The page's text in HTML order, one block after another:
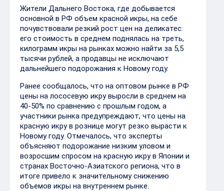
Жители Дальнего Востока, где добывается
основной в РФ объем красной икры, на себе
почувствовали резкий рост цен на деликатес:
его стоимость в среднем поднялась на треть,
килограмм икры на рынках можно найти за 5,5
тысячи рублей, а продавцы не исключают
дальнейшего подорожания к Новому году.
Ранее сообщалось, что на оптовом рынке в РФ
цены на лососевую икру выросли в среднем на
40-50% по сравнению с прошлым годом, а
участники рынка предупреждают, что цены на
красную икру в рознице могут резко вырасти к
Новому году. Отмечалось, что эксперты
объясняют подорожание низким уловом и
возросшим спросом на красную икру в Японии и
странах Восточно-Азиатского региона, что в
итоге привело к значительному снижению
объемов икры на внутреннем рынке.